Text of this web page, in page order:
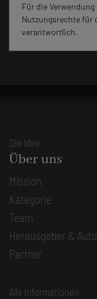
Für die
Nutzungsrechte für
verantwortlich.
Die Idee
Über uns
Mission
Kategorie
Team
Herausgeber &
Partner
Alle Informationen